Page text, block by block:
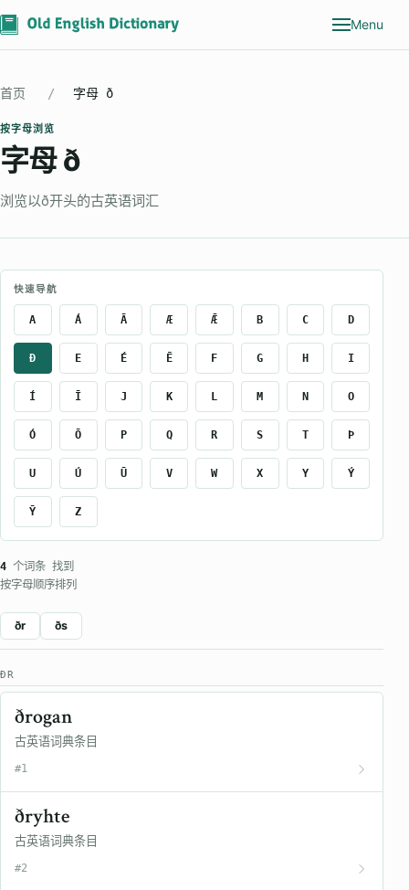
Menu
首页 字母 ð
按字母浏览
字母 ð
浏览以ð开头的古英语词汇
快速导航
A Á Ā Æ Ǣ B C D
Ð E É Ē F G H I
Í Ī J K L M N O
Ó Ō P Q R S T Þ
U Ú Ū V W X Y Ý
Ȳ Z
4 个词条 找到
按字母顺序排列
ðr ðs
ÐR
ðrogan
古英语词典条目
#1
ðryhte
古英语词典条目
#2